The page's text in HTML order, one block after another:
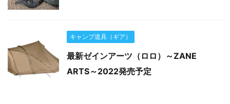
キャンプ道具（ギア）
最新ゼインアーツ（ロロ）～ZANE
ARTS～2022発売予定